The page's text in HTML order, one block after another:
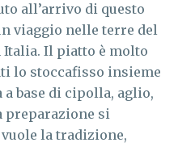
all’arrivo di questo
viaggio nelle terre del
Italia. Il piatto è molto
lo stoccafisso insieme
a base di cipolla, aglio,
preparazione si
la tradizione,